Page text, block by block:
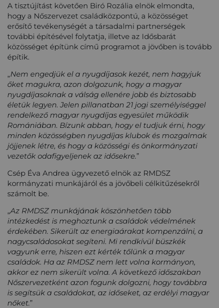
A tisztújítást követően Biró Rozália elnök elmondta,
hogy a Nőszervezet családközpontú, a közösséget
erősítő tevékenységét a társadalmi partnerségek
további építésével folytatja, illetve az Idősbarát
közösséget építünk című programot a jövőben is tovább
építik.
„Nem engedjük el a nyugdíjasok kezét, nem hagyjuk
őket magukra, azon dolgozunk, hogya magyar
nyugdíjasoknak a válság ellenére jobb és biztosabb
életük legyen. Jelen pillanatban 21 jogi személyiséggel
rendelkező magyar nyugdíjas egyesület működik
Romániában. Bízunk abban, hogy el tudjuk érni, hogy
minden közösségben nyugdíjas klubok és mozgalmak
jöjjenek létre, és hogy a közösségi és önkormányzati
vezetők odafigyeljenek az idősekre.”
Csép Éva Andrea ügyvezető elnök az RMDSZ
kormányzati munkájáról és a jövőbeli célkitűzésekről
számolt be.
„Az RMDSZ munkájának köszönhetően több
intézkedést is meghoztunk a családok védelmének
érdekében. Sikerült az energiaárakat kompenzálni, a
nagycsaládosokat segíteni. Mi rendkívül büszkék
vagyunk erre, hiszen ezt kérték tőlünk a magyar
családok. Ha az RMDSZ nem lett volna kormányon,
akkor ez nem sikerült volna. A következő időszakban
Nőszervezetként azon fogunk dolgozni, hogy továbbra
is segítsük a családokat, az időseket, az erdélyi magyar
nőket.”